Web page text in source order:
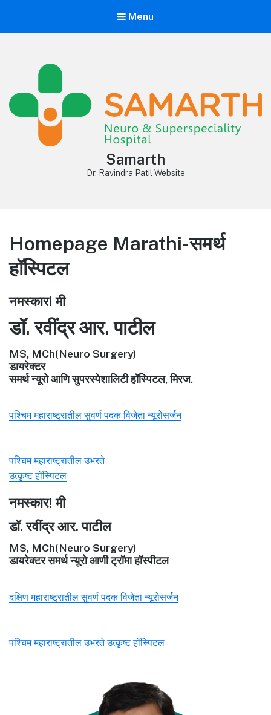
Menu
Samarth
Dr. Ravindra Patil Website
Homepage Marathi-समर्थ
हॉस्पिटल
नमस्कार! मी
डॉ. रवींद्र आर. पाटील
MS, MCh(Neuro Surgery)
डायरेक्टर
समर्थ न्यूरो आणि सुपरस्पेशालिटी हॉस्पिटल, मिरज.
पश्चिम महाराष्ट्रातील सुवर्ण पदक विजेता न्यूरोसर्जन
पश्चिम महाराष्ट्रातील उभरते
उत्कृष्ट हॉस्पिटल
नमस्कार! मी
डॉ. रवींद्र आर. पाटील
MS, MCh(Neuro Surgery)
डायरेक्टर समर्थ न्यूरो आणी ट्रॉमा हॉस्पीटल
दक्षिण महाराष्ट्रातील सुवर्ण पदक विजेता न्यूरोसर्जन
पश्चिम महाराष्ट्रातील उभरते उत्कृष्ट हॉस्पिटल